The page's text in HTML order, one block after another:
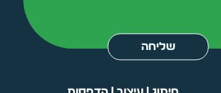
שליחה